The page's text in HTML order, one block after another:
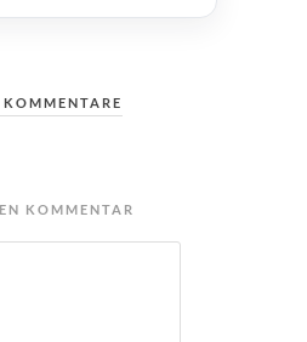
KOMMENTAR